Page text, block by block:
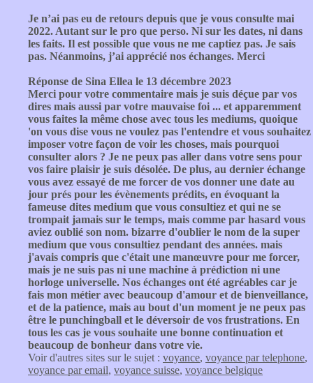
Je n’ai pas eu de retours depuis que je vous consulte mai
2022. Autant sur le pro que perso. Ni sur les dates, ni dans
les faits. Il est possible que vous ne me captiez pas. Je sais
pas. Néanmoins, j’ai apprécié nos échanges. Merci
Réponse de Sina Ellea le 13 décembre 2023
Merci pour votre commentaire mais je suis déçue par vos
dires mais aussi par votre mauvaise foi ... et apparemment
vous faites la même chose avec tous les mediums, quoique
'on vous dise vous ne voulez pas l'entendre et vous souhaitez
imposer votre façon de voir les choses, mais pourquoi
consulter alors ? Je ne peux pas aller dans votre sens pour
vos faire plaisir je suis désolée. De plus, au dernier échange
vous avez essayé de me forcer de vos donner une date au
jour prés pour les évènements prédits, en évoquant la
fameuse dites medium que vous consultiez et qui ne se
trompait jamais sur le temps, mais comme par hasard vous
aviez oublié son nom. bizarre d'oublier le nom de la super
medium que vous consultiez pendant des années. mais
j'avais compris que c'était une manœuvre pour me forcer,
mais je ne suis pas ni une machine à prédiction ni une
horloge universelle. Nos échanges ont été agréables car je
fais mon métier avec beaucoup d'amour et de bienveillance,
et de la patience, mais au bout d'un moment je ne peux pas
être le punchingball et le déversoir de vos frustrations. En
tous les cas je vous souhaite une bonne continuation et
beaucoup de bonheur dans votre vie.
Voir d'autres sites sur le sujet : voyance, voyance par telephone,
voyance par email, voyance suisse, voyance belgique